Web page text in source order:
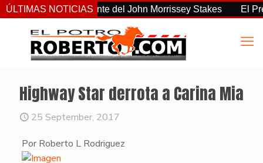
ÚLTIMAS NOTICIAS
más consistente del John Morrissey Stakes El
Highway Star derrota a Carina Mia
25 September, 2017
Por Roberto L Rodriguez